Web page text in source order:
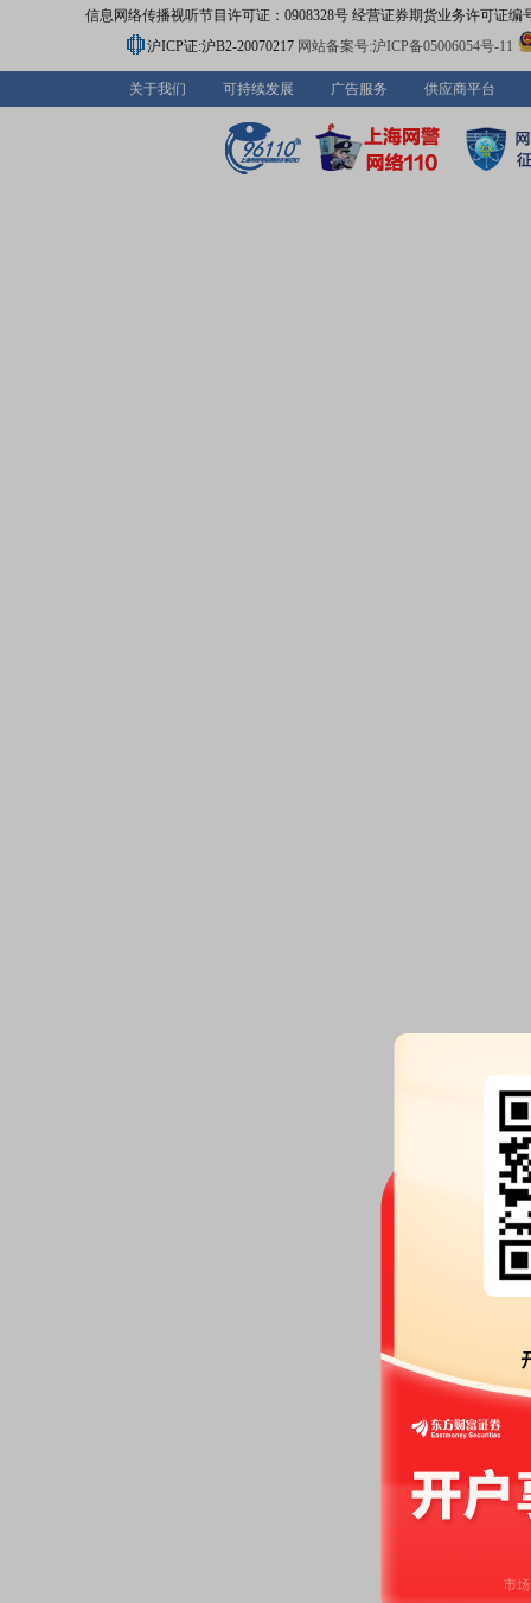
信息网络传播视听节目许可证：0908328号 经营证券期货业务许可证编
沪ICP证:沪B2-20070217 网站备案号:沪ICP备05006054号-11
关于我们 可持续发展 广告服务 供应商平台